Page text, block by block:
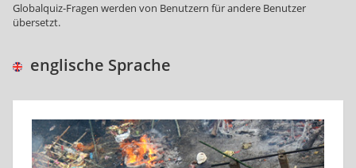
Globalquiz-Fragen werden von Benutzern für andere Benutzer
übersetzt.
englische Sprache